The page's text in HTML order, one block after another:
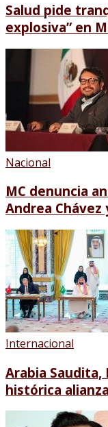
Salud pide
explosiva” en
Nacional
MC denuncia
Andrea Chávez
Internacional
Arabia
histórica